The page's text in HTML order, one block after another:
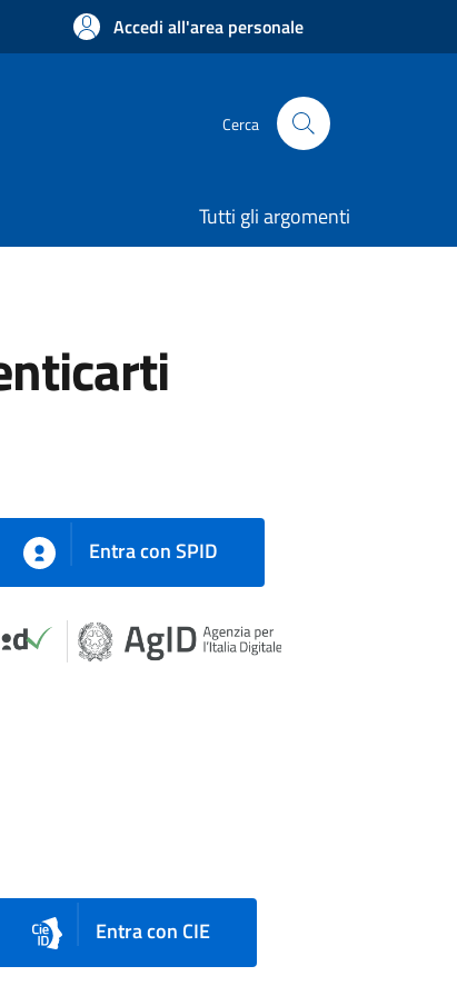
Accedi all'area personale
Cerca
Tutti gli argomenti
Entra con SPID
Entra con CIE